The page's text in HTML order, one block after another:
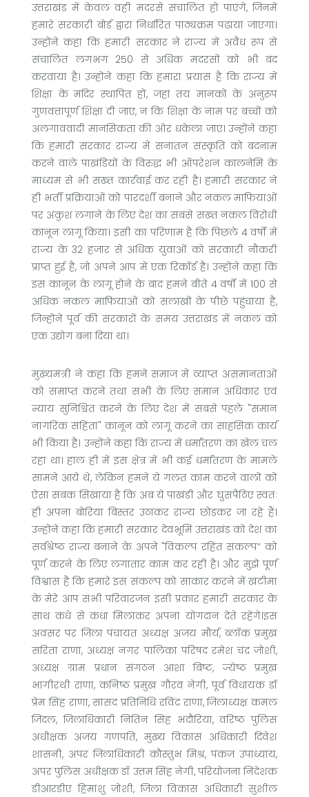
उत्तराखंड में केवल वही मदरसे संचालित हो पाएंगे, जिनमें
हमारे सरकारी बोर्ड द्वारा निर्धारित पाठ्यक्रम पढ़ाया जाएगा।
उन्होंने कहा कि हमारी सरकार ने राज्य में अवैध रूप से
संचालित लगभग 250 से अधिक मदरसों को भी बंद
करवाया है। उन्होंने कहा कि हमारा प्रयास है कि राज्य में
शिक्षा के मंदिर स्थापित हों, जहां तय मानकों के अनुरूप
गुणवत्तापूर्ण शिक्षा दी जाए, न कि शिक्षा के नाम पर बच्चों को
अलगाववादी मानसिकता की ओर धकेला जाए। उन्होंने कहा
कि हमारी सरकार राज्य में सनातन संस्कृति को बदनाम
करने वाले पाखंडियों के विरुद्ध भी ऑपरेशन कालनेमि के
माध्यम से भी सख्त कार्रवाई कर रही है। हमारी सरकार ने
ही भर्ती प्रक्रियाओं को पारदर्शी बनाने और नकल माफियाओं
पर अंकुश लगाने के लिए देश का सबसे सख्त नकल विरोधी
कानून लागू किया। इसी का परिणाम है कि पिछले 4 वर्षों में
राज्य के 32 हजार से अधिक युवाओं को सरकारी नौकरी
प्राप्त हुई है, जो अपने आप में एक रिकॉर्ड है। उन्होंने कहा कि
इस कानून के लागू होने के बाद हमने बीते 4 वर्षों में 100 से
अधिक नकल माफियाओं को सलाखों के पीछे पहुंचाया है,
जिन्होंने पूर्व की सरकारों के समय उत्तराखंड में नकल को
एक उद्योग बना दिया था।
मुख्यमंत्री ने कहा कि हमने समाज में व्याप्त असमानताओं
को समाप्त करने तथा सभी के लिए समान अधिकार एवं
न्याय सुनिश्चित करने के लिए देश में सबसे पहले "समान
नागरिक संहिता" कानून को लागू करने का साहसिक कार्य
भी किया है। उन्होंने कहा कि राज्य में धर्मांतरण का खेल चल
रहा था। हाल ही में इस क्षेत्र में भी कई धर्मांतरण के मामले
सामने आये थे, लेकिन हमने ये गलत काम करने वालों को
ऐसा सबक सिखाया है कि अब ये पाखंडी और घुसपैठिए स्वतः
ही अपना बोरिया बिस्तर उठाकर राज्य छोड़कर जा रहे हैं।
उन्होंने कहा कि हमारी सरकार देवभूमि उत्तराखंड को देश का
सर्वश्रेष्ठ राज्य बनाने के अपने "विकल्प रहित संकल्प” को
पूर्ण करने के लिए लगातार काम कर रही है। और मुझे पूर्ण
विश्वास है कि हमारे इस संकल्प को साकार करने में खटीमा
के मेरे आप सभी परिवारजन इसी प्रकार हमारी सरकार के
साथ कंधे से कंधा मिलाकर अपना योगदान देते रहेंगे।इस
अवसर पर जिला पंचायत अध्यक्ष अजय मौर्य, ब्लॉक प्रमुख
सरिता राणा, अध्यक्ष नगर पालिका परिषद रमेश चंद्र जोशी,
अध्यक्ष ग्राम प्रधान संगठन आशा बिष्ट, ज्येष्ठ प्रमुख
भागीरथी राणा, कनिष्ठ प्रमुख गौरव नेगी, पूर्व विधायक डॉ
प्रेम सिंह राणा, सांसद प्रतिनिधि रविंद्र राणा, जिलाध्यक्ष कमल
जिंदल, जिलाधिकारी नितिन सिंह भदौरिया, वरिष्ठ पुलिस
अधीक्षक अजय गणपति, मुख्य विकास अधिकारी दिवेश
शासनी, अपर जिलाधिकारी कौस्तुभ मिश्र, पंकज उपाध्याय,
अपर पुलिस अधीक्षक डॉ उत्तम सिंह नेगी, परियोजना निदेशक
डीआरडीए हिमांशु जोशी, जिला विकास अधिकारी सुशील